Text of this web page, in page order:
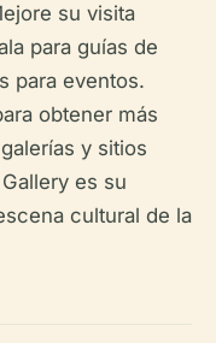
su visita
para guías de
para eventos.
obtener más
y sitios
es su
cultural de la